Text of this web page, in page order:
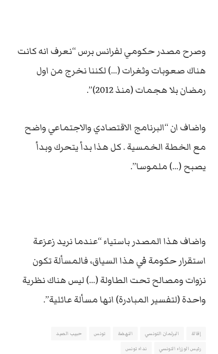
وصرح مصدر حكومي لفرانس برس “نعرف انه كانت
هناك صعوبات وثغرات (…) لكننا نخرج من اول
رمضان بلا هجمات (منذ 2012)”.
واضاف ان “البرنامج الاقتصادي والاجتماعي واضح
مع الخطة الخمسية . كل هذا بدأ يتحرك وبدأ
يصبح (…) ملموسا”.
واضاف هذا المصدر باستياء “عندما نريد زعزعة
استقرار حكومة في هذا السياق، فالمسألة تكون
نزوات ومصالح تحت الطاولة (…) ليس هناك نظرية
واحدة (لتفسير المبادرة) انها مسألة عائلية”.
إقالة البرلمان التونسي النهضة تونس
حبيب الصيد
رئيس الوزراء التونسي
نداء تونس